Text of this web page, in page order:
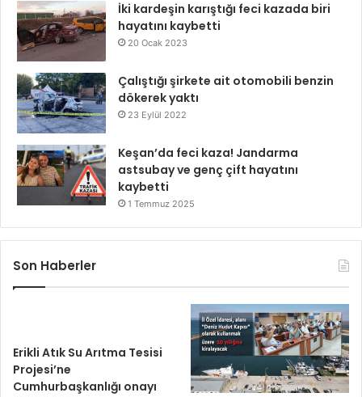
İki kardeşin karıştığı feci kazada biri
hayatını kaybetti
20 Ocak 2023
Çalıştığı şirkete ait otomobili benzin
dökerek yaktı
23 Eylül 2022
Keşan’da feci kaza! Jandarma
astsubay ve genç çift hayatını
kaybetti
1 Temmuz 2025
Son Haberler
Erikli Atık Su Arıtma Tesisi
Projesi’ne
Cumhurbaşkanlığı onayı